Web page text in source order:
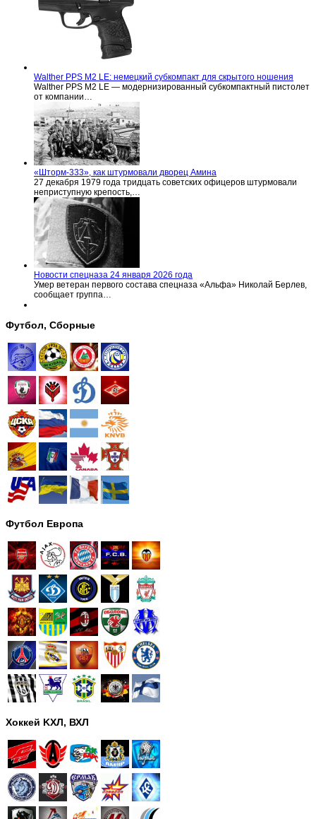
Walther PPS M2 LE: немецкий субкомпакт для скрытого ношения
Walther PPS M2 LE — модернизированный субкомпактный пистолет
от компании…
«Шторм-333», как штурмовали дворец Амина
27 декабря 1979 года тридцать советских офицеров штурмовали
неприступную крепость,…
Новости спецназа 24 января 2026 года
Умер ветеран первого состава спецназа «Альфа» Николай Берлев,
сообщает группа…
Футбол, Сборные
Футбол Европа
Хоккей KХЛ, ВХЛ